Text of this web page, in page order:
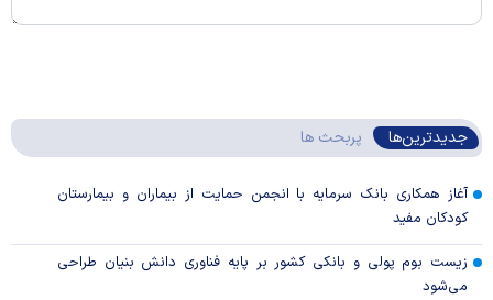
جدیدترین‌ها پربحث ها
آغاز همکاری بانک سرمایه با انجمن حمایت از بیماران و بیمارستان
کودکان مفید
زیست بوم پولی و بانکی کشور بر پایه فناوری دانش بنیان طراحی
می‌شود